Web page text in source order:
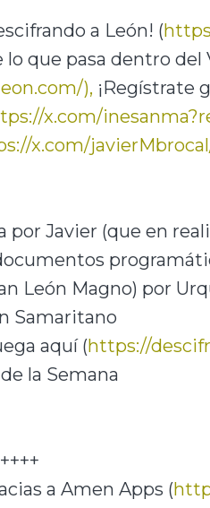
a León! (
que pasa dentro
), ¡Regístrate
x.com/
x.com/
por Javier (que en
León Magno) por
Samaritano
aquí (https://
la Semana
a Amen Apps (